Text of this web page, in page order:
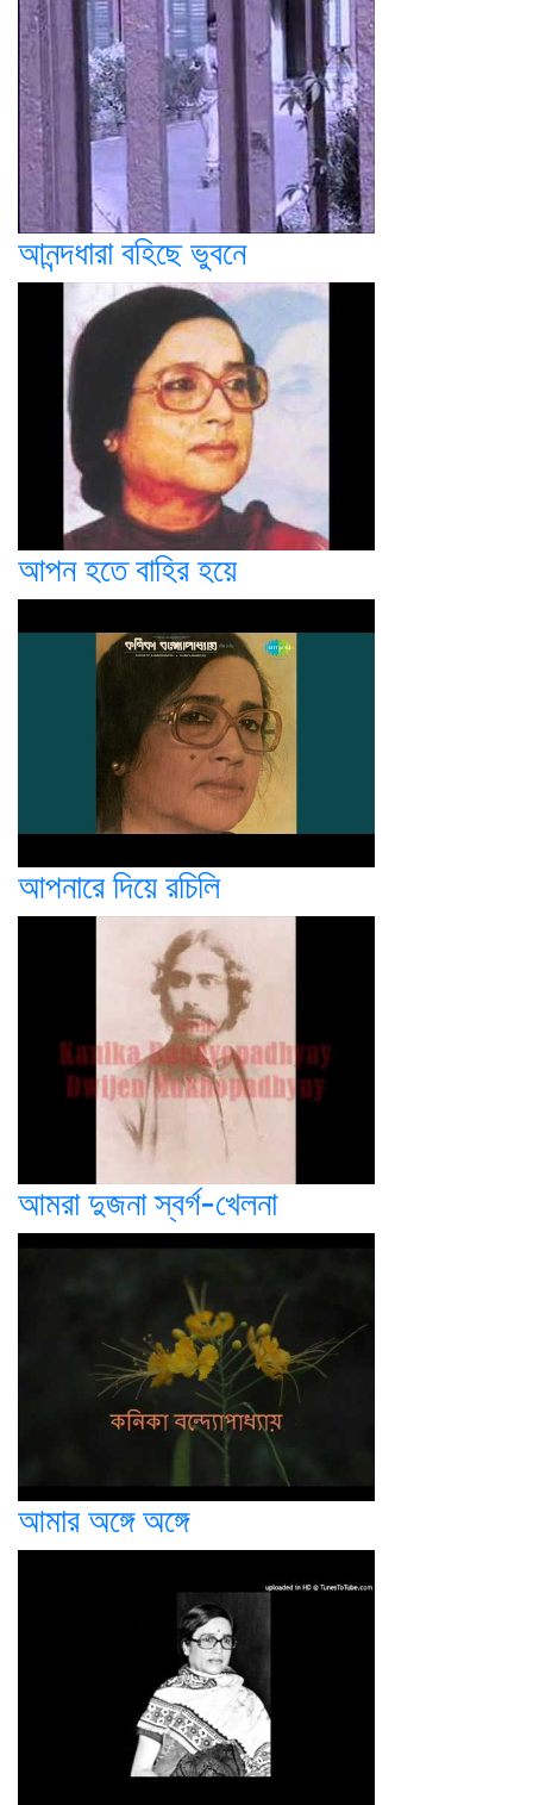
আনন্দধারা বহিছে ভুবনে
আপন হতে বাহির হয়ে
আপনারে দিয়ে রচিলি
আমরা দুজনা স্বর্গ-খেলনা
আমার অঙ্গে অঙ্গে